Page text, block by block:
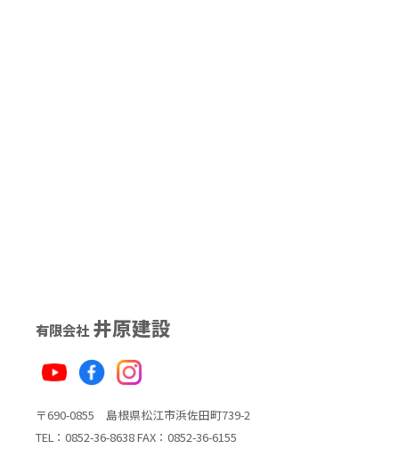
有限会社 井原建設
〒690-0855 島根県松江市浜佐田町739-2
TEL：0852-36-8638 FAX：0852-36-6155